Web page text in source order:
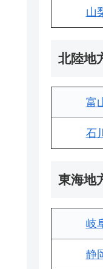
山
北陸地
富
石
東海地
岐
静